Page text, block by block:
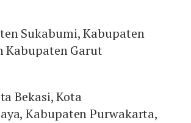
Sukabumi, Kabupaten
Kabupaten Garut
Bekasi, Kota
Kabupaten Purwakarta,